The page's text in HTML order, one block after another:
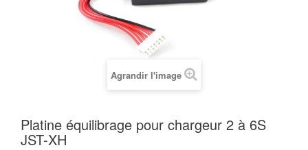
Agrandir l'image
Platine équilibrage pour chargeur 2 à 6S
JST-XH